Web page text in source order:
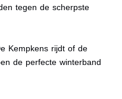
tegen de scherpste
Kempkens rijdt of de
de perfecte winterband